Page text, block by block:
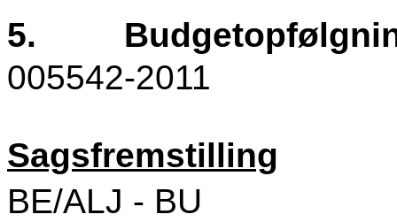
5.
005542-2011
Sagsfremstilling
BE/ALJ - BU